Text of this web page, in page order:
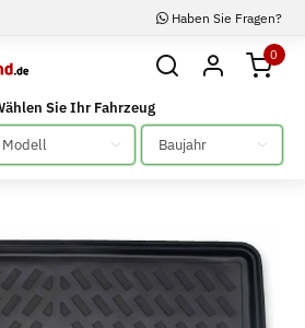
Haben Sie Fragen?
0
Sie Ihr Fahrzeug
auswählen Bitte auswählen